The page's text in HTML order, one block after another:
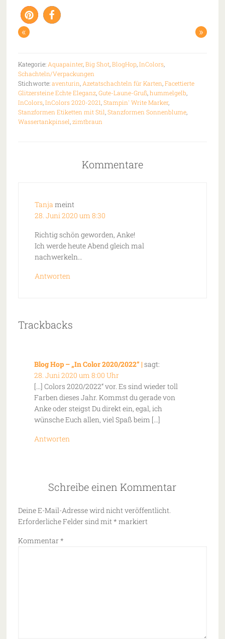
« »
Kategorie: Aquapainter, Big Shot, BlogHop, InColors,
Schachteln/Verpackungen
Stichworte:aventurin Azetatschachteln für Karten Facettierte
Glitzersteine Echte Eleganz, Gute-Laune-Gruß, hummelgelb
InColors, InColors 2020-2021 Stampin' Write Marker,
Stanzformen Etiketten mit Stil Stanzformen Sonnenblume,
Wassertankpinsel zimtbraun
Kommentare
Tanja meint
28. Juni 2020 um 8:30
Richtig schön geworden, Anke!
Ich werde heute Abend gleich mal
nachwerkeln…
Antworten
Trackbacks
Blog Hop – „In Color 2020/2022“ | sagt:
28. Juni 2020 um 8:00 Uhr
[…] Colors 2020/2022“ vor. Es sind wieder toll
Farben dieses Jahr. Kommst du gerade von
Anke oder steigst Du direkt ein, egal, ich
wünsche Euch allen, viel Spaß beim […]
Antworten
Schreibe einen Kommentar
Deine E-Mail-Adresse wird nicht veröffentlicht.
Erforderliche Felder sind mit* markiert
Kommentar*